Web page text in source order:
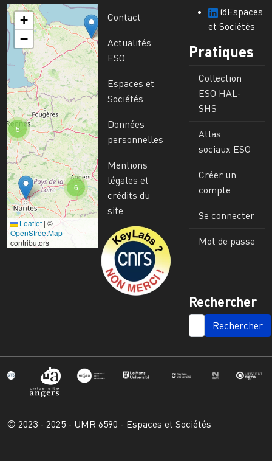
6
5
+
−
Leaflet | ©
OpenStreetMap
contributors
Contact
Actualités
ESO
Espaces et
Sociétés
Données
personnelles
Mentions
légales et
crédits du
site
Image
@Espaces
et Sociétés
Pratiques
Collection
ESO HAL-
SHS
Atlas
sociaux ESO
Créer un
compte
Se connecter
Mot de passe
Rechercher
SEARCH
© 2023 - 2025 - UMR 6590 - Espaces et Sociétés